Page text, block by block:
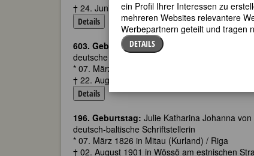
† 24. Juni 1946 in ebd.
Details
603. Geburtstag:Mechthild von Rottenburg
deutsche Mäzenin, Stifterin, eine der
* 07. März 1419 in Heidelberger Schloss
† 22. August 1482 in Heidelberger Schloss
Details
196. Geburtstag: Julie Katharina Johanna
deutsch-baltische Schriftstellerin
* 07. März 1826 in Mitau (Kurland) / Riga
† 02. August 1901 in Wössö am estnischen
ein Profil Ihrer Interessen zu
mehreren Websites relevantere
Werbepartnern geteilt und tragen
DETAILS